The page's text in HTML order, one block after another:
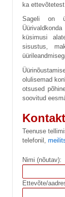
ka
Sageli on
küsimusi
sisustus,
olulisemad
otsused
soovitud
Teenuse
telefonil,
Nimi (nõutav):
Ettevõte/